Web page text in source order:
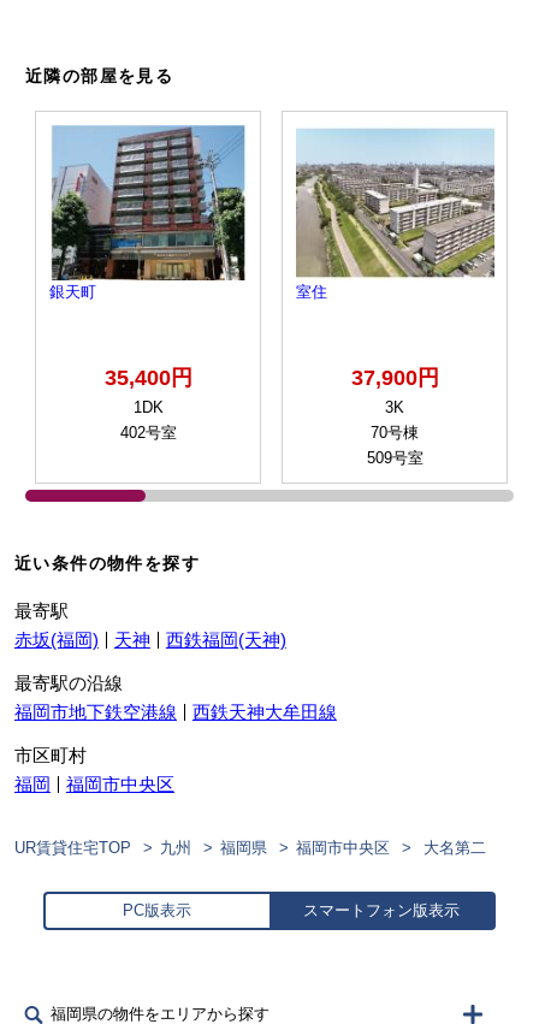
近隣の部屋を見る
銀天町
35,400円
1DK
402号室
室住
37,900円
3K
70号棟
509号室
近い条件の物件を探す
最寄駅
赤坂(福岡)
天神 西鉄福岡(天神)
最寄駅の沿線
福岡市地下鉄空港線
西鉄天神大牟田線
市区町村
福岡
福岡市中央区
UR賃貸住宅TOP 九州 福岡県 福岡市中央区 大名第二
PC版表示 スマートフォン版表示
福岡県の物件をエリアから探す